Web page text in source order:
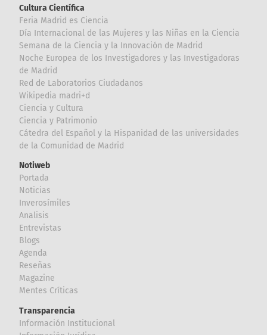
Cultura Científica
Feria Madrid es Ciencia
Día Internacional de las Mujeres y las Niñas en la Ciencia
Semana de la Ciencia y la Innovación de Madrid
Noche Europea de los Investigadores y las Investigadoras
de Madrid
Red de Laboratorios Ciudadanos
Wikipedia madri+d
Ciencia y Cultura
Ciencia y Patrimonio
Cátedra del Español y la Hispanidad de las universidades
de la Comunidad de Madrid
Notiweb
Portada
Noticias
Inverosímiles
Analisis
Entrevistas
Blogs
Agenda
Reseñas
Magazine
Mentes Críticas
Transparencia
Información Institucional